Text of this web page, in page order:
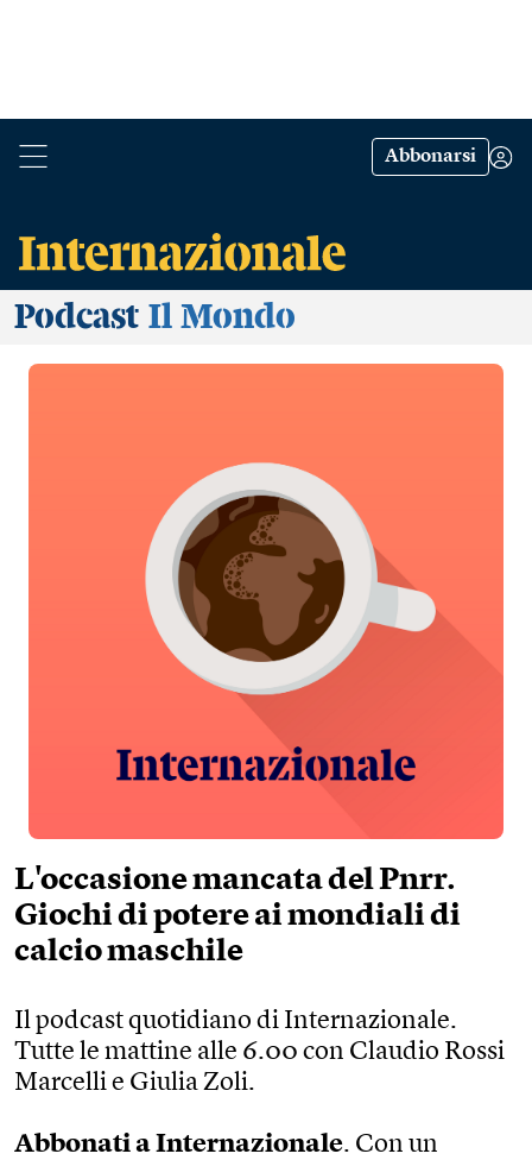
Abbonarsi
Podcast Il Mondo
L'occasione mancata del Pnrr.
Giochi di potere ai mondiali di
calcio maschile
Il podcast quotidiano di Internazionale.
Tutte le mattine alle 6.00 con Claudio Rossi
Marcelli e Giulia Zoli.
Abbonati a Internazionale. Con un